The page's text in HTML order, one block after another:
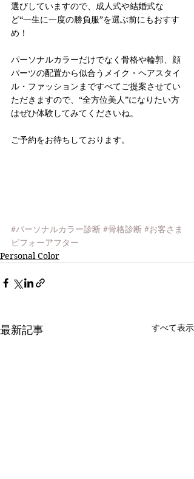
選びしていますので、成人式や結婚式な
ど“一生に一度の勝負服”を選ぶ前にもおすす
め！
パーソナルカラーだけでなく骨格や輪郭、顔
パーツの配置から似合うメイク・ヘアスタイ
ル・ファッションまですべてご提案させてい
ただきますので、“全方位美人”になりたい方
はぜひ体験してみてくださいね。
ご予約をお待ちしております。
#パーソナルカラー診断 #骨格診断 #お客さま
ビフォーアフター
Personal Color
最新記事 すべて表示